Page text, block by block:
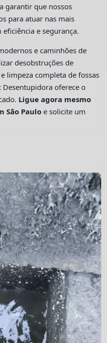
garantir que nossos
para atuar nas mais
e segurança.
e caminhões de
desobstruções de
limpeza completa de fossas
Desentupidora oferece o
Ligue agora mesmo
São Pauloe solicite um